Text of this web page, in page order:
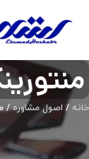
خانه / اصول مشاوره/